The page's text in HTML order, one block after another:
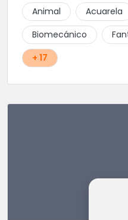
Animal Acuarela
Biomecánico
+ 17